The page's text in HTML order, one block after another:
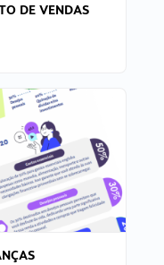
DE VENDAS